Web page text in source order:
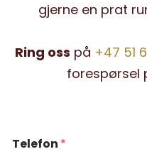
gjerne en prat
Ring oss på +47 51
forespørsel
Telefon *